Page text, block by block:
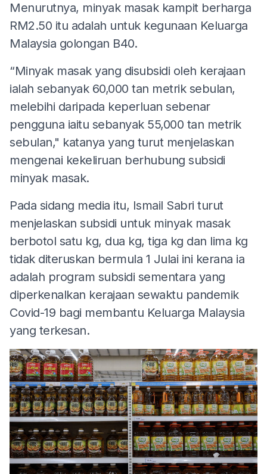
Menurutnya, minyak masak kampit berharga
RM2.50 itu adalah untuk kegunaan Keluarga
Malaysia golongan B40.
“Minyak masak yang disubsidi oleh kerajaan
ialah sebanyak 60,000 tan metrik sebulan,
melebihi daripada keperluan sebenar
pengguna iaitu sebanyak 55,000 tan metrik
sebulan," katanya yang turut menjelaskan
mengenai kekeliruan berhubung subsidi
minyak masak.
Pada sidang media itu, Ismail Sabri turut
menjelaskan subsidi untuk minyak masak
berbotol satu kg, dua kg, tiga kg dan lima kg
tidak diteruskan bermula 1 Julai ini kerana ia
adalah program subsidi sementara yang
diperkenalkan kerajaan sewaktu pandemik
Covid-19 bagi membantu Keluarga Malaysia
yang terkesan.